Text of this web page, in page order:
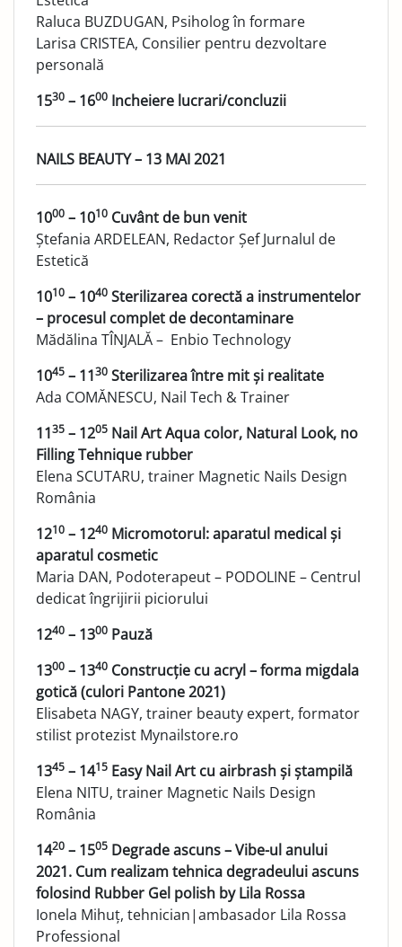
Raluca BUZDUGAN, Psiholog în formare
Larisa CRISTEA, Consilier pentru dezvoltare
personală
1530 – 1600 Incheiere lucrari/concluzii
NAILS BEAUTY – 13 MAI 2021
1000 – 1010 Cuvânt de bun venit
Ștefania ARDELEAN, Redactor Șef Jurnalul de
Estetică
1010 – 1040 Sterilizarea corectă a instrumentelor
– procesul complet de decontaminare
Mădălina TÎNJALĂ – Enbio Technology
1045 – 1130 Sterilizarea între mit și realitate
Ada COMĂNESCU, Nail Tech & Trainer
1135 – 1205 Nail Art Aqua color, Natural Look, no
Filling Tehnique rubber
Elena SCUTARU, trainer Magnetic Nails Design
România
1210 – 1240 Micromotorul: aparatul medical și
aparatul cosmetic
Maria DAN, Podoterapeut – PODOLINE – Centrul
dedicat îngrijirii piciorului
1240 – 1300 Pauză
1300 – 1340 Construcție cu acryl – forma migdala
gotică (culori Pantone 2021)
Elisabeta NAGY, trainer beauty expert, formator
stilist protezist Mynailstore.ro
1345 – 1415 Easy Nail Art cu airbrash și ștampilă
Elena NITU, trainer Magnetic Nails Design
România
1420 – 1505 Degrade ascuns – Vibe-ul anului
2021. Cum realizam tehnica degradeului ascuns
folosind Rubber Gel polish by Lila Rossa
Ionela Mihuț, tehnician|ambasador Lila Rossa
Professional